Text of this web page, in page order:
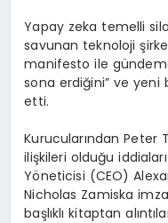
Yapay zeka temelli
savunan teknoloji
manifesto ile
sona erdiğini” ve yeni
etti.
Kurucularından Peter
ilişkileri olduğu
Yöneticisi (CEO)
Nicholas Zamiska
başlıklı kitaptan